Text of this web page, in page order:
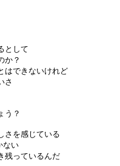
として
か？
はできないけれど
さ
う？
さを感じている
ない
残っているんだ